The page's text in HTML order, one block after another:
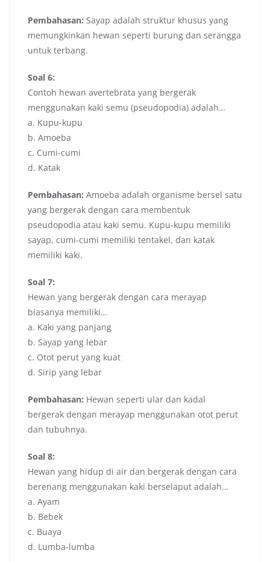
Pembahasan: Sayap adalah struktur khusus yang
memungkinkan hewan seperti burung dan serangga
untuk terbang.
Soal 6:
Contoh hewan avertebrata yang bergerak
menggunakan kaki semu (pseudopodia) adalah…
a. Kupu-kupu
b. Amoeba
c. Cumi-cumi
d. Katak
Pembahasan: Amoeba adalah organisme bersel satu
yang bergerak dengan cara membentuk
pseudopodia atau kaki semu. Kupu-kupu memiliki
sayap, cumi-cumi memiliki tentakel, dan katak
memiliki kaki.
Soal 7:
Hewan yang bergerak dengan cara merayap
biasanya memiliki…
a. Kaki yang panjang
b. Sayap yang lebar
c. Otot perut yang kuat
d. Sirip yang lebar
Pembahasan: Hewan seperti ular dan kadal
bergerak dengan merayap menggunakan otot perut
dan tubuhnya.
Soal 8:
Hewan yang hidup di air dan bergerak dengan cara
berenang menggunakan kaki berselaput adalah…
a. Ayam
b. Bebek
c. Buaya
d. Lumba-lumba